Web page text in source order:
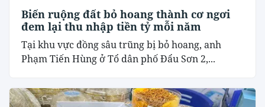
Biến ruộng đất bỏ hoang thành cơ ngơi
đem lại thu nhập tiền tỷ mỗi năm
Tại khu vực đồng sâu trũng bị bỏ hoang, anh
Phạm Tiến Hùng ở Tổ dân phố Đẩu Sơn 2,...